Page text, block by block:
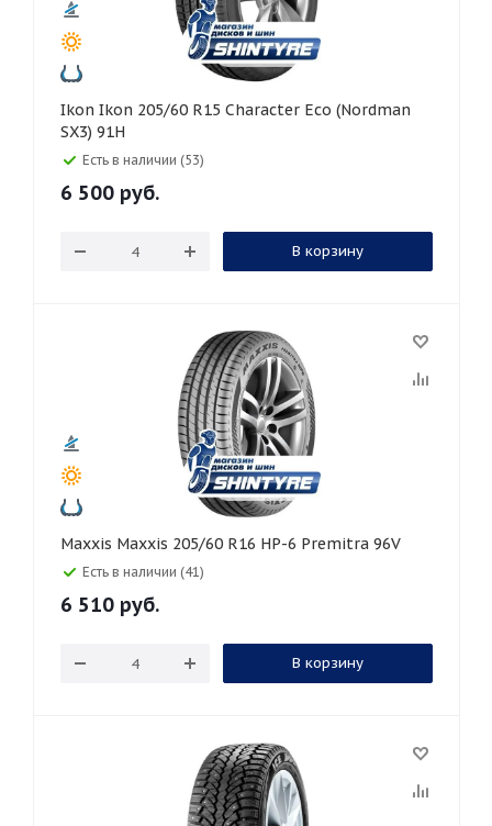
Ikon Ikon 205/60 R15 Character Eco (Nordman
SX3) 91H
Есть в наличии (53)
6 500 руб.
В корзину
Maxxis Maxxis 205/60 R16 HP-6 Premitra 96V
Есть в наличии (41)
6 510 руб.
В корзину